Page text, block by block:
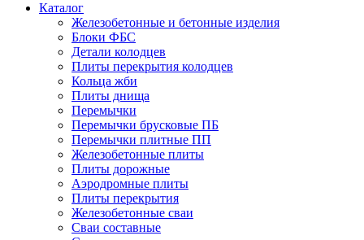
Каталог
Железобетонные и бетонные изделия
Блоки ФБС
Детали колодцев
Плиты перекрытия колодцев
Кольца жби
Плиты днища
Перемычки
Перемычки брусковые ПБ
Перемычки плитные ПП
Железобетонные плиты
Плиты дорожные
Аэродромные плиты
Плиты перекрытия
Железобетонные сваи
Сваи составные